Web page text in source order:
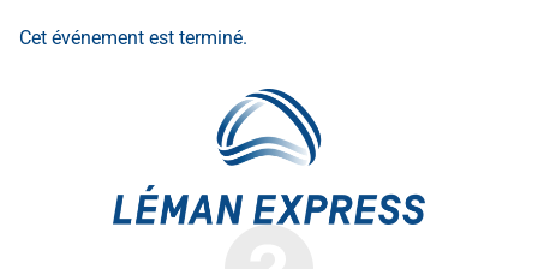
Cet événement est terminé.